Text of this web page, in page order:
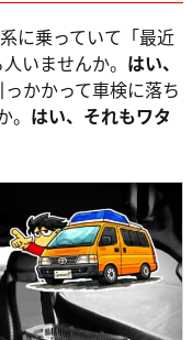
に乗っていて「最近
いませんか。 はい、
かかって車検に落ち
はい、それもワタ